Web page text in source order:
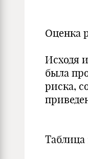
Оценка
Исходя
была
риска,
Таблица